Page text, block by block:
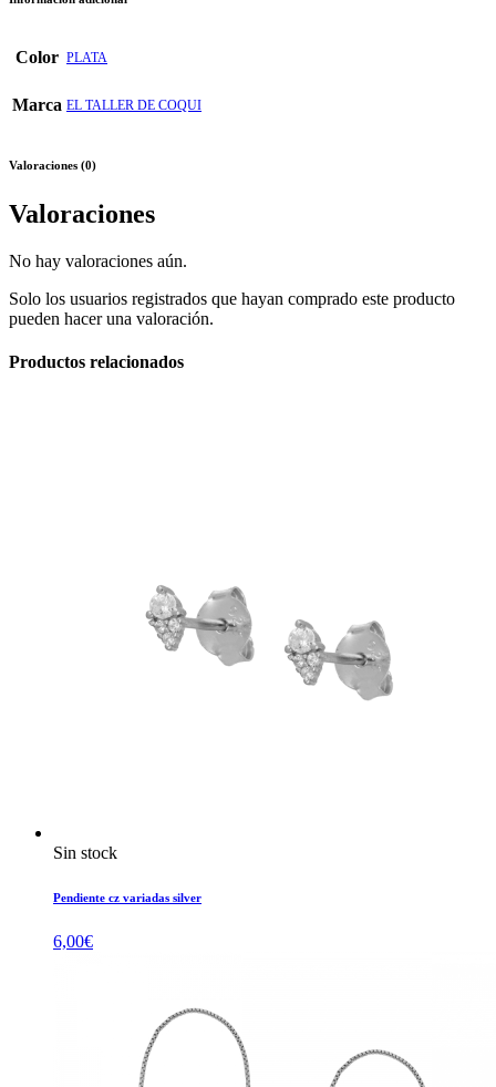
Color PLATA
Marca EL TALLER DE COQUI
Valoraciones (0)
Valoraciones
No hay valoraciones aún.
Solo los usuarios registrados que hayan comprado este producto
pueden hacer una valoración.
Productos relacionados
Sin stock
Pendiente cz variadas silver
6,00€